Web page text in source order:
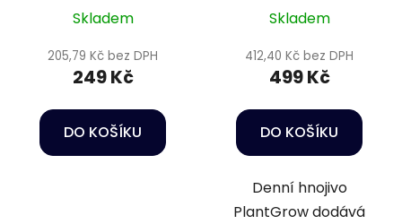
Leaves 10 ks M
Skladem
205,79 Kč bez DPH
249 Kč
DO KOŠÍKU
Skladem
412,40 Kč bez DPH
499 Kč
DO KOŠÍKU
Denní hnojivo
PlantGrow dodává